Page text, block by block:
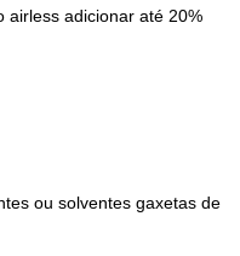
airless adicionar até 20%
ou solventes gaxetas de